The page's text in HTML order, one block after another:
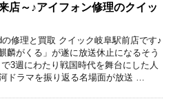
店～♪アイフォン修理のクイッ
修理と買取 クイック岐阜駅前店です♪
麟がくる」が遂に放送休止になるそう
3週にわたり戦国時代を舞台にした人
ドラマを振り返る名場面が放送 …